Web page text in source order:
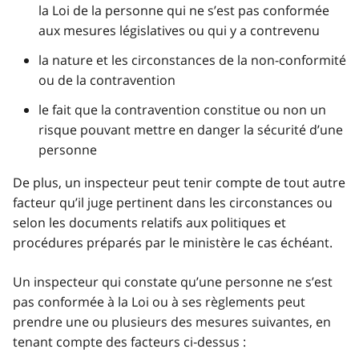
la Loi de la personne qui ne s’est pas conformée
aux mesures législatives ou qui y a contrevenu
la nature et les circonstances de la non-conformité
ou de la contravention
le fait que la contravention constitue ou non un
risque pouvant mettre en danger la sécurité d’une
personne
De plus, un inspecteur peut tenir compte de tout autre
facteur qu’il juge pertinent dans les circonstances ou
selon les documents relatifs aux politiques et
procédures préparés par le ministère le cas échéant.
Un inspecteur qui constate qu’une personne ne s’est
pas conformée à la Loi ou à ses règlements peut
prendre une ou plusieurs des mesures suivantes, en
tenant compte des facteurs ci‑dessus :